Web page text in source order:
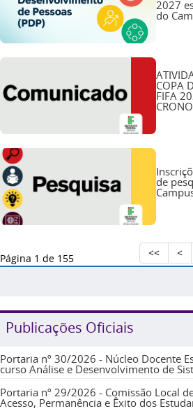
2027
do
COPA
FIFA
de
Página 1 de 155 << <
Publicações Oficiais
Portaria nº 30/2026 - Núcleo Docente
curso Análise e Desenvolvimento de
Portaria nº 29/2026 - Comissão Local
Acesso, Permanência e Êxito dos